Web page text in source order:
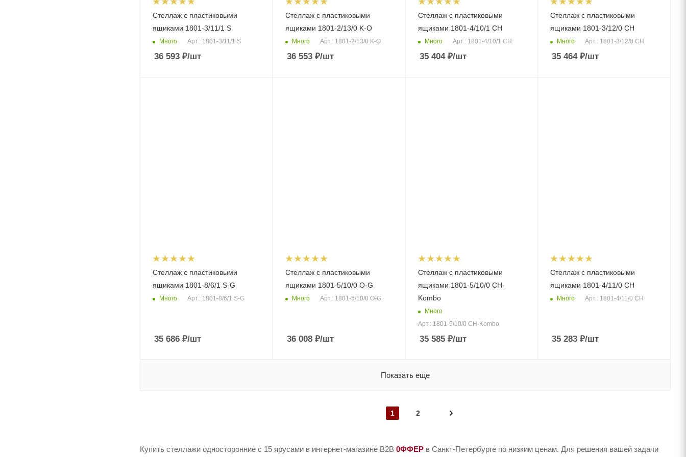
Стеллаж с пластиковыми
ящиками 1801-3/11/1 S
Много Арт.: 1801-3/11/1 S
36 593 ₽/шт
Стеллаж с пластиковыми
ящиками 1801-2/13/0 K-O
Много Арт.: 1801-2/13/0 K-O
36 553₽/шт
Стеллаж с пластиковыми
ящиками 1801-4/10/1 CH
Много Арт.: 1801-4/10/1 CH
35 404₽/шт
Стеллаж с пластиковыми
ящиками 1801-3/12/0 CH
Много Арт.: 1801-3/12/0 CH
35 464₽/шт
Стеллаж с пластиковыми
ящиками 1801-8/6/1 S-G
Много Арт.: 1801-8/6/1 S-G
35 686 ₽/шт
Стеллаж с пластиковыми
ящиками 1801-5/10/0 O-G
Много Арт.: 1801-5/10/0 O-G
36 008₽/шт
Стеллаж с пластиковыми
ящиками 1801-5/10/0 СH-
Kombo
Много
Арт.: 1801-5/10/0 СH-Kombo
35 585₽/шт
Стеллаж с пластиковыми
ящиками 1801-4/11/0 CH
Много Арт.: 1801-4/11/0 CH
35 283 ₽/шт
Показать еще
1 2
Купить стеллажи односторонние с 15 ярусами в интернет-магазине B2B 0ФФЕР в Санкт-Петербурге по низким ценам. Для решения вашей задачи